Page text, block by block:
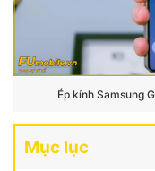
Ép kính Samsung
Mục lục